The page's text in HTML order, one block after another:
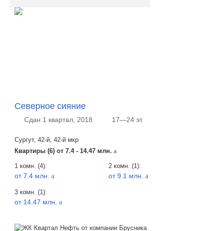
Северное сияние
Сдан 1 квартал, 2018 17—24 эт.
Сургут, 42-й, 42-й мкр
Квартиры (6) от 7.4 - 14.47 млн. a
1 комн. (4):
от 7.4 млн. a
2 комн. (1):
от 9.1 млн. a
3 комн. (1):
от 14.47 млн. a